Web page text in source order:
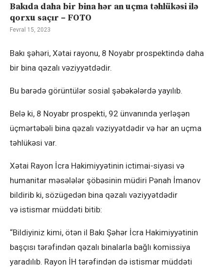
Bakıda daha bir bina hər an uçma təhlükəsi ilə
qorxu saçır – FOTO
Fevral 15, 2023
Bakı şəhəri, Xətai rayonu, 8 Noyabr prospektində daha
bir bina qəzalı vəziyyətdədir.
Bu barədə görüntülər sosial şəbəkələrdə yayılıb.
Belə ki, 8 Noyabr prospekti, 92 ünvanında yerləşən
üçmərtəbəli bina qəzalı vəziyyətdədir və hər an uçma
təhlükəsi var.
Xətai Rayon İcra Hakimiyyətinin ictimai-siyasi və
humanitar məsələlər şöbəsinin müdiri Pənah İmanov
bildirib ki, sözügedən bina qəzalı vəziyyətdədir
və istismar müddəti bitib:
“Bildiyiniz kimi, ötən il Bakı Şəhər İcra Hakimiyyətinin
başçısı tərəfindən qəzalı binalarla bağlı komissiya
yaradılıb. Rayon İH tərəfindən də istismar müddəti